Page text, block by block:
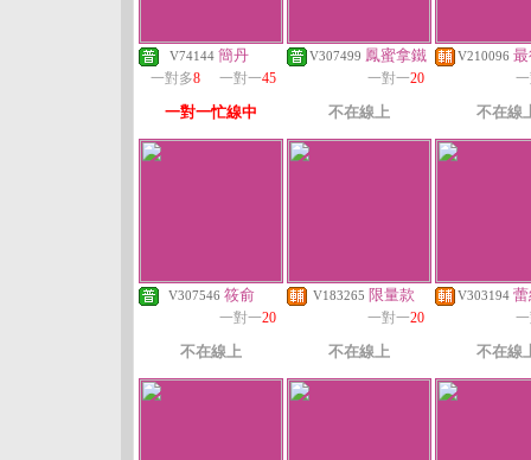
V74144 簡丹
一對多8 一對一45
一對一忙線中
V307499 鳳蜜拿鐵
一對一20
不在線上
V210096
不在線
V307546 筱俞
一對一20
不在線上
V183265 限量款
一對一20
不在線上
V303194
不在線